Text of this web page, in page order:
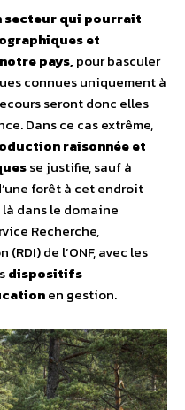
secteur qui pourrait
et
pays,pour basculer
connues uniquement à
seront donc elles
Dans ce cas extrême,
raisonnée et
se justifie, sauf à
forêt à cet endroit
dans le domaine
Recherche,
de l’ONF, avec les
dispositifs
en gestion.